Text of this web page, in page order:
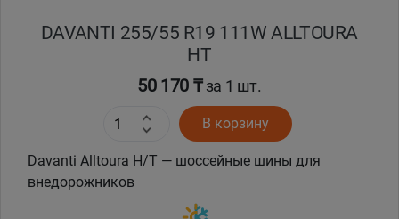
DAVANTI 255/55 R19 111W ALLTOURA
HT
50 170 ₸за 1 шт.
В корзину
Davanti Alltoura H/T — шоссейные шины для
внедорожников